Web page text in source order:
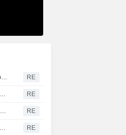
RE
RE
RE
RE